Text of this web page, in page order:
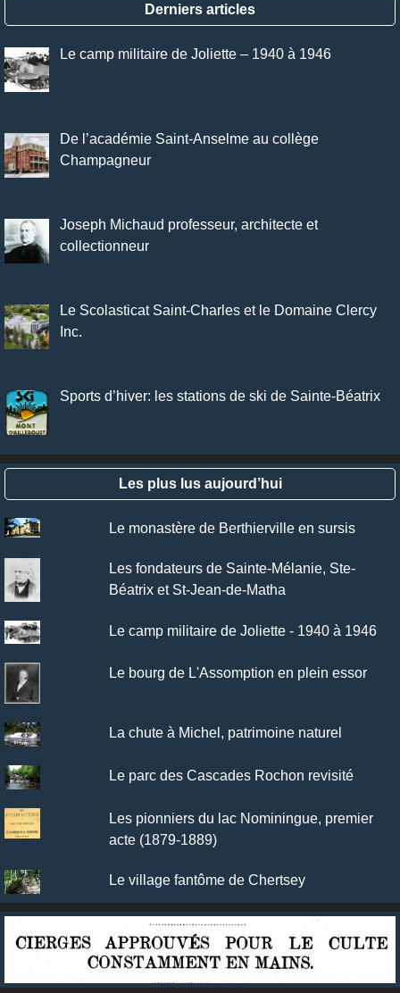
Derniers articles
Le camp militaire de Joliette – 1940 à 1946
De l’académie Saint-Anselme au collège
Champagneur
Joseph Michaud professeur, architecte et
collectionneur
Le Scolasticat Saint-Charles et le Domaine Clercy
Inc.
Sports d’hiver: les stations de ski de Sainte-Béatrix
Les plus lus aujourd’hui
Le monastère de Berthierville en sursis
Les fondateurs de Sainte-Mélanie, Ste-
Béatrix et St-Jean-de-Matha
Le camp militaire de Joliette - 1940 à 1946
Le bourg de L'Assomption en plein essor
La chute à Michel, patrimoine naturel
Le parc des Cascades Rochon revisité
Les pionniers du lac Nominingue, premier
acte (1879-1889)
Le village fantôme de Chertsey